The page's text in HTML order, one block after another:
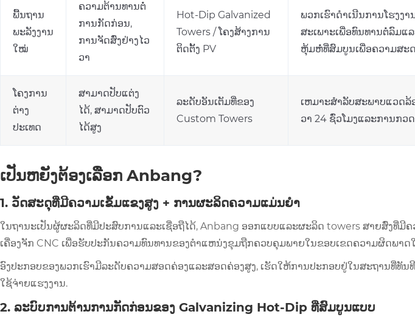
ພື້ນຖານ
ພະລັງງານ
ໃໝ່
ຄວາມຕ້ານທານຕໍ່
ການກັດກ່ອນ,
ການຈັດສົ່ງຢ່າງໄວ
ວາ
Hot-Dip Galvanized
Towers / ໂຄງສ້າງການ
ຕິດຕັ້ງ PV
ພວກເຮົາດໍາເນີນການໂຮງງ
ສະເພາະເພື່ອທົນທານຕໍ່ລົມແ
ຫຸ້ມຫໍ່ທີ່ສົມບູນເພື່ອຄວາມສະ
ໂຄງການ
ຕ່າງ
ປະເທດ
ສາມາດປັບແຕ່ງ
ໄດ້, ສາມາດປັບຕົວ
ໄດ້ສູງ
ລະດັບອັນເຕັມທີ່ຂອງ
Custom Towers
ເຫມາະສໍາລັບສະພາບແວດ
ວາ 24 ຊົ່ວໂມງແລະການກວ
ເປັນຫຍັງຕ້ອງເລືອກ Anbang?
1. ວັດສະດຸທີ່ມີຄວາມເຂັ້ມແຂງສູງ + ການຜະລິດຄວາມແມ່ນຍໍາ
ໃນຖານະເປັນຜູ້ຜະລິດທີ່ມີປະສົບການແລະເຊື່ອຖືໄດ້, Anbang ອອກແບບແລະຜະລິດ towers ສາຍສົ່ງທີ່ມີ
ເຄື່ອງຈັກ CNC ເພື່ອຮັບປະກັນຄວາມທົນທານຂອງຕໍາແຫນ່ງຂຸມຖືກຄວບຄຸມພາຍໃນຂອບເຂດຄວາມຜິດພາ
ອົງປະກອບຂອງພວກເຮົາມີລະດັບຄວາມສອດຄ່ອງແລະສອດຄ່ອງສູງ, ເຮັດໃຫ້ການປະກອບຢູ່ໃນສະຖານທີ່
ໃຊ້ຈ່າຍແຮງງານ.
2. ລະບົບການຕ້ານການກັດກ່ອນຂອງ Galvanizing Hot-Dip ທີ່ສົມບູນແບບ